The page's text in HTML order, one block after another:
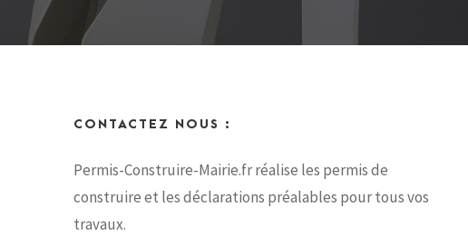
CONTACTEZ NOUS :
Permis-Construire-Mairie.fr réalise les permis de
construire et les déclarations préalables pour tous vos
travaux.